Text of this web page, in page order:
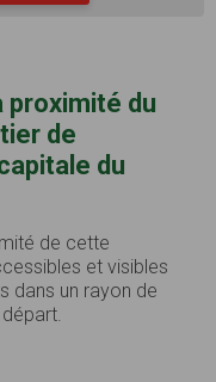
proximité du
de
du
de cette
et visibles
dans un rayon de